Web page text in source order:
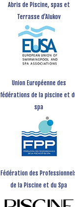
Abris de Piscine, spas et
Terrasse d’Alukov
Union Européenne des
fédérations de la piscine et
spa
Fédération des
de la Piscine et du Spa